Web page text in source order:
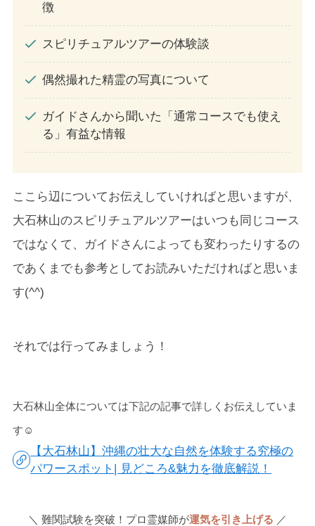
徴
スピリチュアルツアーの体験談
偶然撮れた精霊の写真について
ガイドさんから聞いた「通常コースでも使え
る」有益な情報
ここら辺についてお伝えしていければと思いますが、
大石林山のスピリチュアルツアーはいつも同じコース
ではなくて、ガイドさんによっても変わったりするの
であくまでも参考としてお読みいただければと思いま
す(^^)
それでは行ってみましょう！
大石林山全体については下記の記事で詳しくお伝えしていま
す☺
【大石林山】沖縄の壮大な自然を体験する究極の
パワースポット| 見どころ&魅力を徹底解説！
＼ 難関試験を突破！プロ霊媒師が運気を引き上げる ／